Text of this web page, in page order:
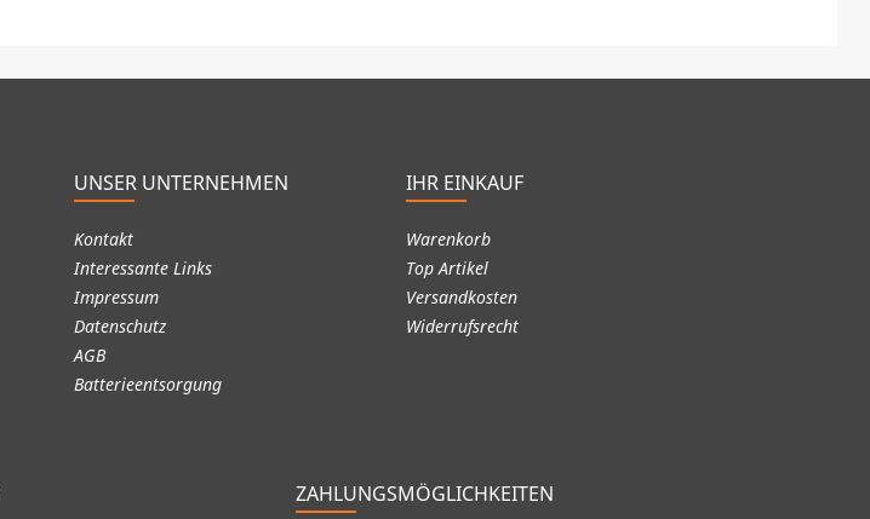
UNSER UNTERNEHMEN
Kontakt
Interessante Links
Impressum
Datenschutz
AGB
Batterieentsorgung
IHR EINKAUF
Warenkorb
Top Artikel
Versandkosten
Widerrufsrecht
ZAHLUNGSMÖGLICHKEITEN